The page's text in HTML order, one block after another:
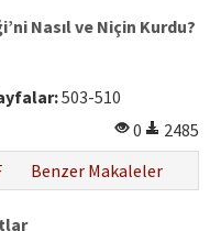
Nasıl ve Niçin Kurdu?
503-510
0
2485
Benzer Makaleler